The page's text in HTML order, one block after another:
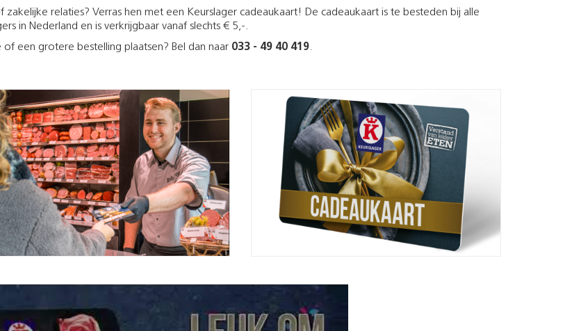
relaties? Verras hen met een Keurslager cadeaukaart! De cadeaukaart is te besteden bij alle
in Nederland en is verkrijgbaar vanaf slechts € 5,-.
een grotere bestelling plaatsen? Bel dan naar 033 - 49 40 419.